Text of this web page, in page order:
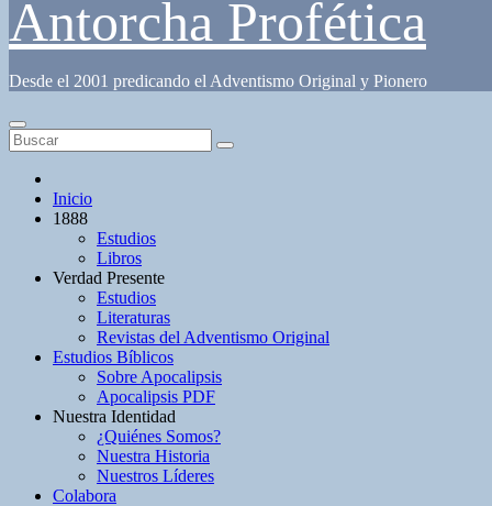
Antorcha Profética
Desde el 2001 predicando el Adventismo Original y Pionero
Inicio
1888
Estudios
Libros
Verdad Presente
Estudios
Literaturas
Revistas del Adventismo Original
Estudios Bíblicos
Sobre Apocalipsis
Apocalipsis PDF
Nuestra Identidad
¿Quiénes Somos?
Nuestra Historia
Nuestros Líderes
Colabora